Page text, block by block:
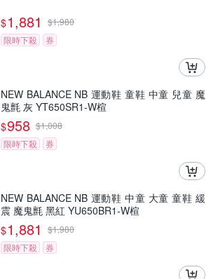
$1,881 $1,980
限時下殺
券
NEW BALANCE NB 運動鞋 童鞋 中童 兒童 魔
鬼氈 灰 YT650SR1-W楦
$958 $1,008
限時下殺
券
NEW BALANCE NB 運動鞋 中童 大童 童鞋 緩
震 魔鬼氈 黑紅 YU650BR1-W楦
$1,881 $1,980
限時下殺
券